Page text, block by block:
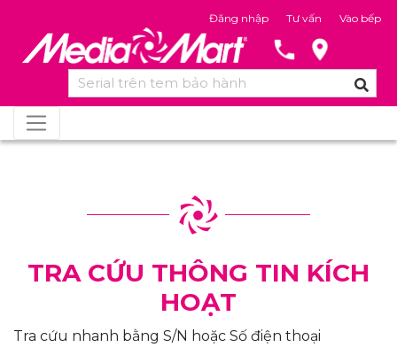
Đăng nhập Tư vấn Vào bếp
TRA CỨU THÔNG TIN KÍCH
HOẠT
Tra cứu nhanh bằng S/N hoặc Số điện thoại